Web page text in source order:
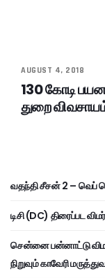
AUGUST 4, 2018
130 கோடி
துறை
வதந்தி சீசன் 2 – வெப்
டிசி (DC) திரைப்பட
சென்னை பன்னாட்டு
நிறுவும் காவேரி